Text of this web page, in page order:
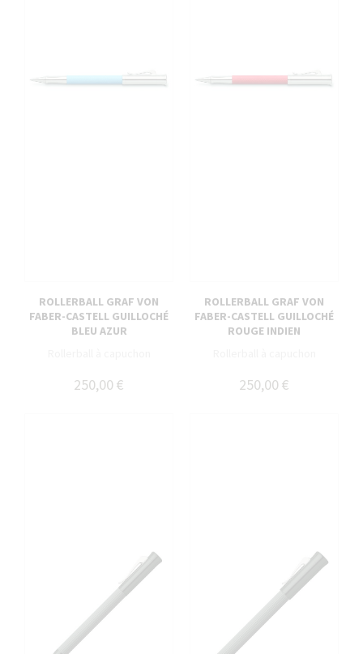
ROLLERBALL GRAF VON
FABER-CASTELL GUILLOCHÉ
BLEU AZUR
250,00 €
ROLLERBALL GRAF VON
FABER-CASTELL GUILLOCHÉ
ROUGE INDIEN
250,00 €